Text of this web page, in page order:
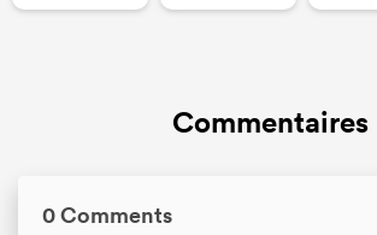
Commentaires
0 Comments